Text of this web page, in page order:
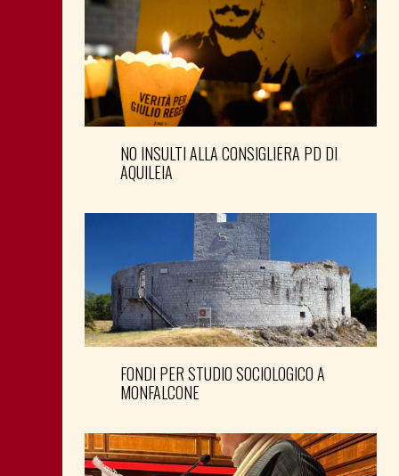
NO INSULTI ALLA CONSIGLIERA PD DI
AQUILEIA
FONDI PER STUDIO SOCIOLOGICO A
MONFALCONE